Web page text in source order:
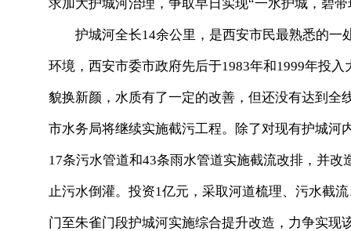
求加大护城河治理，争取早日实现“一水护城，碧
护城河全长14余公里，是西安市民最熟悉的一
环境，西安市委市政府先后于1983年和1999年投
貌换新颜，水质有了一定的改善，但还没有达到
市水务局将继续实施截污工程。除了对现有护城
17条污水管道和43条雨水管道实施截流改排，并
止污水倒灌。投资1亿元，采取河道梳理、污水截
门至朱雀门段护城河实施综合提升改造，力争实现